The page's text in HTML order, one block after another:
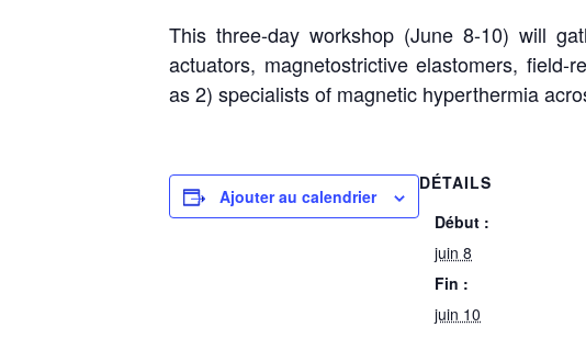
This three-day workshop (June 8-10) will
actuators, magnetostrictive elastomers,
as 2) specialists of magnetic hyperthermia
Ajouter au calendrier
DÉTAILS
Début :
juin 8
Fin :
juin 10